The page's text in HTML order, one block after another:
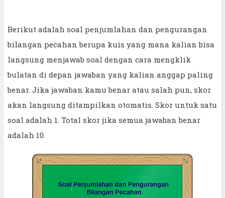
Berikut adalah soal penjumlahan dan pengurangan
bilangan pecahan berupa kuis yang mana kalian bisa
langsung menjawab soal dengan cara mengklik
bulatan di depan jawaban yang kalian anggap paling
benar. Jika jawaban kamu benar atau salah pun, skor
akan langsung ditampilkan otomatis. Skor untuk satu
soal adalah 1. Total skor jika semua jawaban benar
adalah 10.